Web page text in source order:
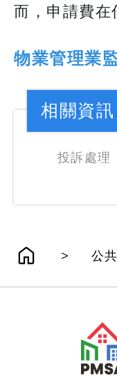
而，申請費在
物業管理業
投訴處理
相關資訊
> 公